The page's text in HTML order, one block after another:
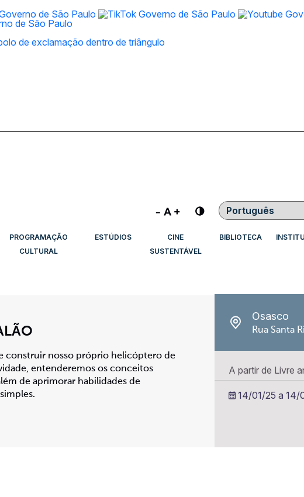
Contraste
PROGRAMAÇÃO
CULTURAL
ESTÚDIOS
CINE
SUSTENTÁVEL
BIBLIOTECA
construir nosso próprio helicóptero de
entenderemos os conceitos
de aprimorar habilidades de
Osasco
Rua Santa
A partir de Livre
14/01/25 a 14/